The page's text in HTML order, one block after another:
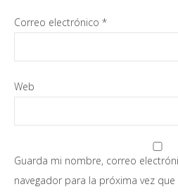
Correo electrónico *
Web
Guarda mi nombre, correo
navegador para la próxima vez